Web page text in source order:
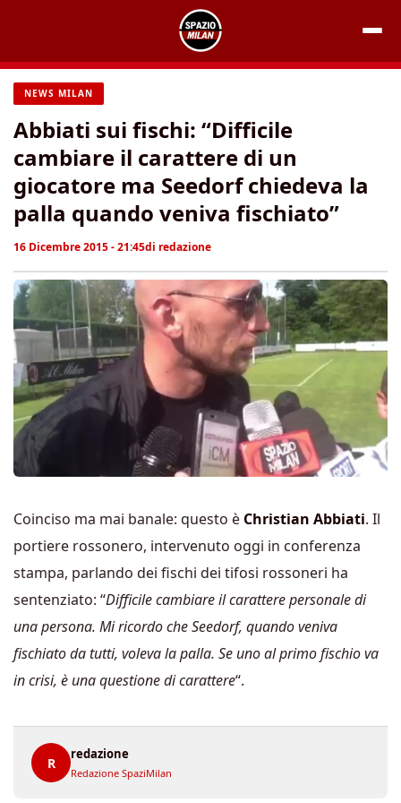
contenuto
NEWS MILAN
Abbiati sui fischi: “Difficile
cambiare il carattere di un
giocatore ma Seedorf chiedeva la
palla quando veniva fischiato”
16 Dicembre 2015 - 21:45di redazione
Coinciso ma mai banale: questo è Christian Abbiati. Il
portiere rossonero, intervenuto oggi in conferenza
stampa, parlando dei fischi dei tifosi rossoneri ha
sentenziato: “Difficile cambiare il carattere personale di
una persona. Mi ricordo che Seedorf, quando veniva
fischiato da tutti, voleva la palla. Se uno al primo fischio va
in crisi, è una questione di carattere“.
R
redazione
Redazione SpaziMilan